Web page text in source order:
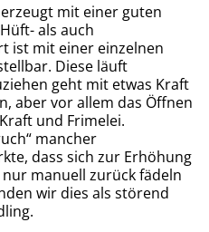
mit einer guten
als auch
ist mit einer einzelnen
Diese läuft
geht mit etwas Kraft
aber vor allem das Öffnen
und Frimelei.
mancher
dass sich zur Erhöhung
manuell zurück fädeln
wir dies als störend